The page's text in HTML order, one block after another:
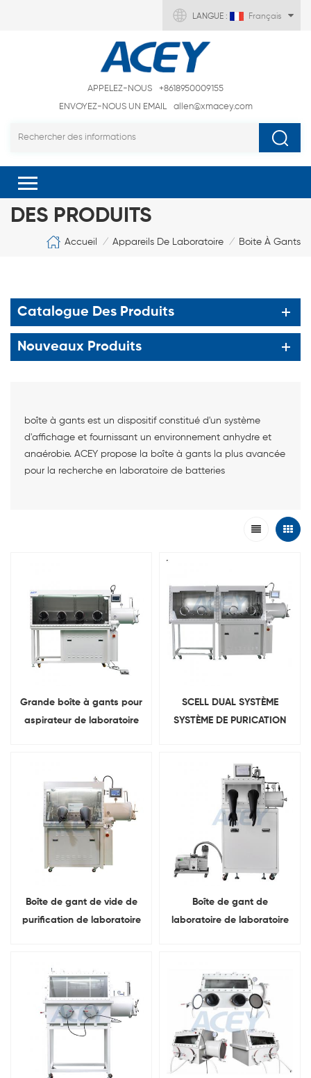
LANGUE : Français
APPELEZ-NOUS
+8618950009155
ENVOYEZ-NOUS UN EMAIL
allen@xmacey.com
DES PRODUITS
Accueil / Appareils De Laboratoire / Boite À Gants
Catalogue Des Produits
Nouveaux Produits
boîte à gants est un dispositif constitué d'un système
d'affichage et fournissant un environnement anhydre et
anaérobie. ACEY propose la boîte à gants la plus avancée
pour la recherche en laboratoire de batteries
Grande boîte à gants pour
aspirateur de laboratoire
SCELL DUAL SYSTÈME
SYSTÈME DE PURICATION
D'ASSION AVEC EAU ET
Contenu d'oxygène ci-
dessous 1ppm
Boîte de gant de vide de
purification de laboratoire
Boîte de gant de
laboratoire de laboratoire
purification d'humidité